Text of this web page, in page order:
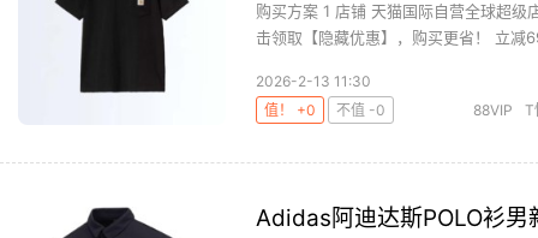
购买方案 1 店铺 天猫国际自营全球超
击领取【隐藏优惠】，购买更省！ 立减
2026-2-13 11:30
值！ +0
不值 -0 88VIP T
Adidas阿迪达斯POLO衫男